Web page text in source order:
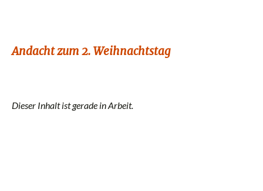
Andacht zum 2. Weihnachtstag
Dieser Inhalt ist gerade in Arbeit.